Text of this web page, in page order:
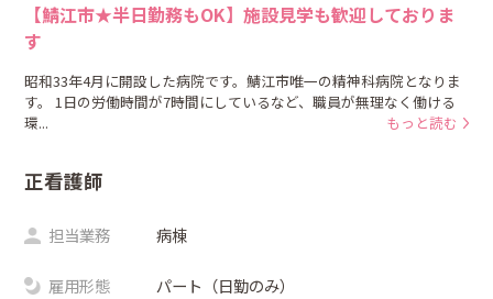
【鯖江市★半日勤務もOK】施設見学も歓迎しておりま
す
昭和33年4月に開設した病院です。鯖江市唯一の精神科病院となりま
す。 1日の労働時間が7時間にしているなど、職員が無理なく働ける
環...
もっと読む
正看護師
担当業務 病棟
雇用形態 パート（日勤のみ）